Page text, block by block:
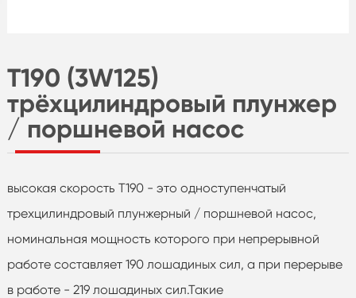
T190 (3W125)
трёхцилиндровый плунжер
/ поршневой насос
высокая скорость T190 - это одноступенчатый
трехцилиндровый плунжерный / поршневой насос,
номинальная мощность которого при непрерывной
работе составляет 190 лошадиных сил, а при перерыве
в работе - 219 лошадиных сил.Такие